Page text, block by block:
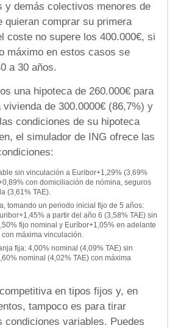
y demás colectivos menores de
quieran comprar su primera
coste no supere los 400.000€, si
máximo en estos casos se
a 30 años.
una hipoteca de 260.000€ para
vivienda de 300.0000€ (86,7%) y
condiciones de su hipoteca
el simulador de ING ofrece las
sin vinculación a Euribor+1,29% (3,69%
con domiciliación de nómina, seguros
(3,61% TAE).
tomando un periodo inicial fijo de 5 años:
a partir del año 6 (3,58% TAE) sin
fijo nominal y Euríbor+1,05% en adelante
con máxima vinculación.
fija: 4,00% nominal (4,09% TAE) sin
nominal (4,02% TAE) con máxima
en tipos fijos y, en
tampoco es para tirar
condiciones variables. Puedes